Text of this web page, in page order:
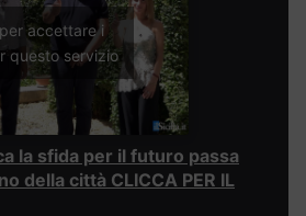
accettare i
questo servizio
la sfida per il futuro passa
della città CLICCA PER IL